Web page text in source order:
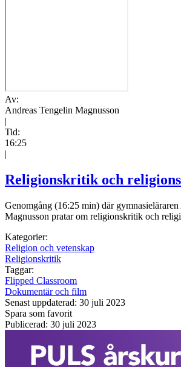
Av:
Andreas Tengelin Magnusson
|
Tid:
16:25
|
Religionskritik och
Genomgång (16:25 min) där
Magnusson pratar om religionskritik och
Kategorier:
Religion och vetenskap
Religionskritik
Taggar:
Flipped Classroom
Dokumentär och film
Senast uppdaterad: 30 juli 2023
Spara som favorit
Publicerad: 30 juli 2023